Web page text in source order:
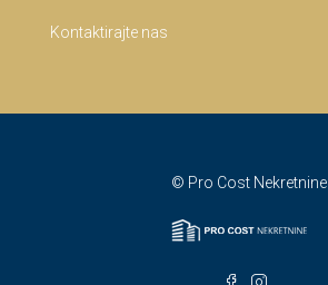
Kontaktirajte nas
© Pro Cost Nekretnine